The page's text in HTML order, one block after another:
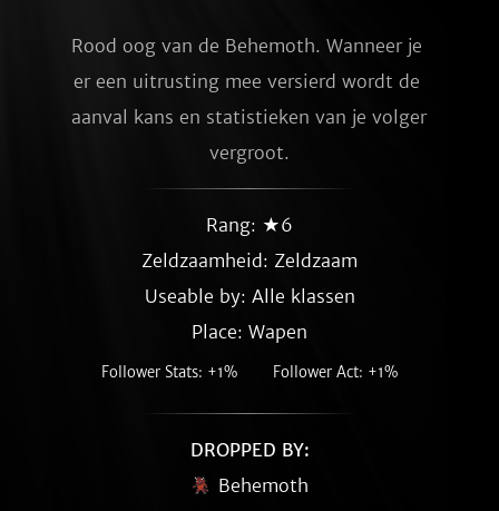
Rood oog van de Behemoth. Wanneer je
er een uitrusting mee versierd wordt de
aanval kans en statistieken van je volger
vergroot.
Rang: ★6
Zeldzaamheid: Zeldzaam
Useable by: Alle klassen
Place: Wapen
Follower Stats: +1% Follower Act: +1%
DROPPED BY:
Behemoth